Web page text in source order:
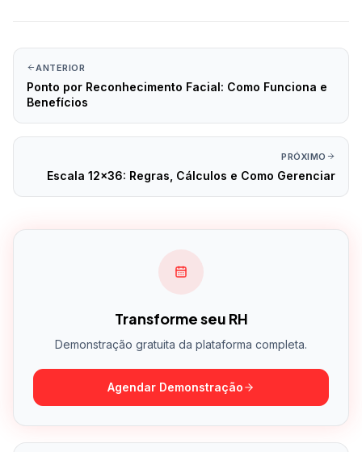
ANTERIOR
Ponto por Reconhecimento Facial: Como Funciona e
Benefícios
PRÓXIMO
Escala 12x36: Regras, Cálculos e Como Gerenciar
Transforme seu RH
Demonstração gratuita da plataforma completa.
Agendar Demonstração